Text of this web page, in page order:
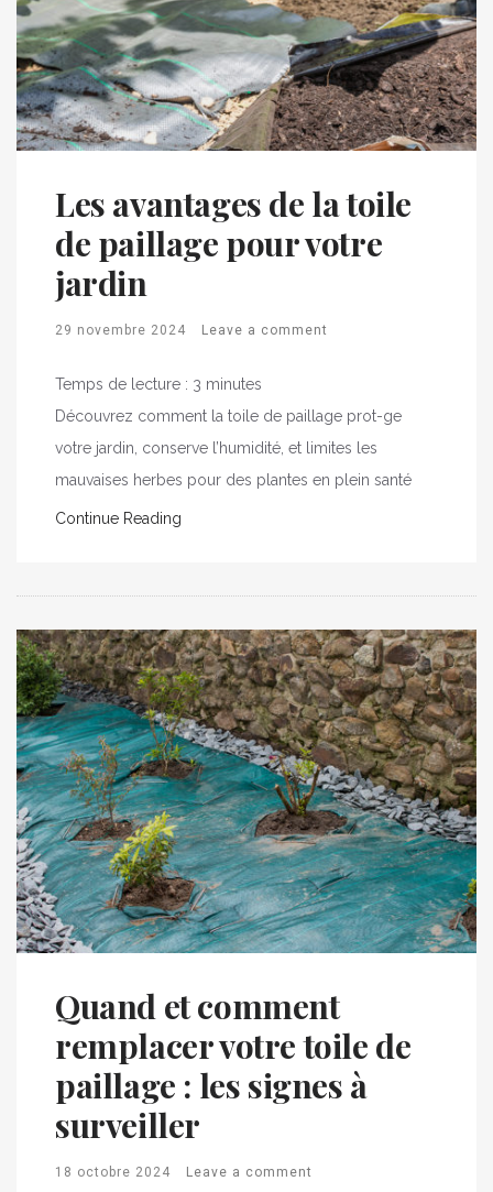
Les avantages de la toile
de paillage pour votre
jardin
29 novembre 2024 Leave a comment
Temps de lecture : 3 minutes
Découvrez comment la toile de paillage prot-ge
votre jardin, conserve l’humidité, et limites les
mauvaises herbes pour des plantes en plein santé
Continue Reading
Quand et comment
remplacer votre toile de
paillage : les signes à
surveiller
18 octobre 2024 Leave a comment